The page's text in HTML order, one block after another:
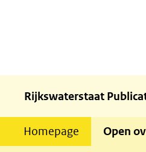
Rijkswaterstaat
Homepage Open